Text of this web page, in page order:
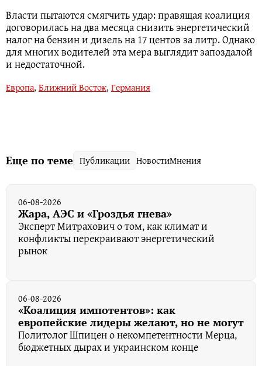
Власти пытаются смягчить удар: правящая коалиция
договорилась на два месяца снизить энергетический
налог на бензин и дизель на 17 центов за литр. Однако
для многих водителей эта мера выглядит запоздалой
и недостаточной.
Европа, Ближний Восток, Германия
Еще по теме Публикации НовостиМнения
06-08-2026
Жара, АЭС и «Гроздья гнева»
Эксперт Митрахович о том, как климат и
конфликты перекраивают энергетический
рынок
06-08-2026
«Коалиция импотентов»: как
европейские лидеры желают, но не могут
Политолог Шпицен о некомпетентности Мерца,
бюджетных дырах и украинском конце